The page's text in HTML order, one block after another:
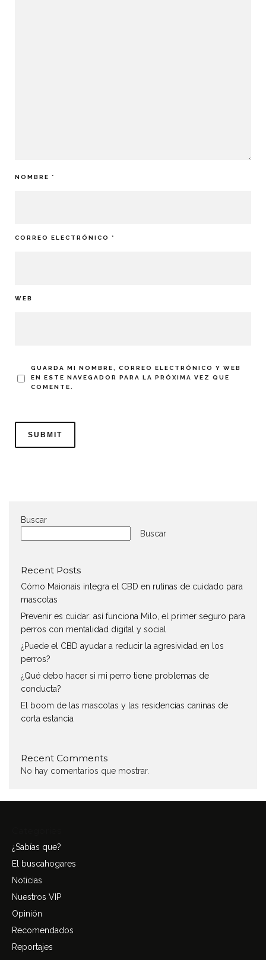
NOMBRE *
CORREO ELECTRÓNICO *
WEB
GUARDA MI NOMBRE, CORREO ELECTRÓNICO Y WEB
EN ESTE NAVEGADOR PARA LA PRÓXIMA VEZ QUE
COMENTE.
Buscar
Buscar
Recent Posts
Cómo Maionais integra el CBD en rutinas de cuidado para
mascotas
Prevenir es cuidar: así funciona Milo, el primer seguro para
perros con mentalidad digital y social
¿Puede el CBD ayudar a reducir la agresividad en los
perros?
¿Qué debo hacer si mi perro tiene problemas de
conducta?
El boom de las mascotas y las residencias caninas de
corta estancia
Recent Comments
No hay comentarios que mostrar.
¿Sabías que?
El buscahogares
Noticias
Nuestros VIP
Opinión
Recomendados
Reportajes